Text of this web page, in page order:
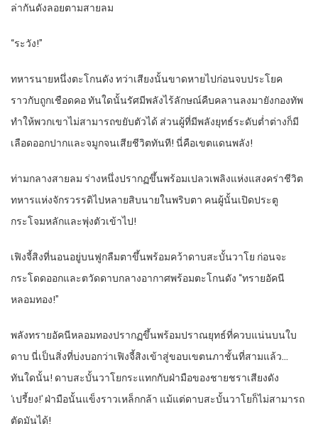
ล่ากันดังลอยตามสายลม
“ระวัง!”
ทหารนายหนึ่งตะโกนดัง ทว่าเสียงนั้นขาดหายไปก่อนจบประโยค
ราวกับถูกเชือดคอ ทันใดนั้นรัศมีพลังไร้ลักษณ์คืบคลานลงมายังกองทัพ
ทำให้พวกเขาไม่สามารถขยับตัวได้ ส่วนผู้ที่มีพลังยุทธ์ระดับต่ำต่างก็มี
เลือดออกปากและจมูกจนเสียชีวิตทันที! นี่คือเขตแดนพลัง!
ท่ามกลางสายลม ร่างหนึ่งปรากฏขึ้นพร้อมเปลวเพลิงแห่งแสงคร่าชีวิต
ทหารแห่งจักรวรรดิไปหลายสิบนายในพริบตา คนผู้นั้นเปิดประตู
กระโจมหลักและพุ่งตัวเข้าไป!
เฟิงจี้สิงที่นอนอยู่บนฟูกลืมตาขึ้นพร้อมคว้าดาบสะบั้นวาโย ก่อนจะ
กระโดดออกและตวัดดาบกลางอากาศพร้อมตะโกนดัง “ทรายอัคนี
หลอมทอง!”
พลังทรายอัคนีหลอมทองปรากฏขึ้นพร้อมปราณยุทธ์ที่ควบแน่นบนใบ
ดาบ นี่เป็นสิ่งที่บ่งบอกว่าเฟิงจี้สิงเข้าสู่ขอบเขตนภาชั้นที่สามแล้ว…
ทันใดนั้น! ดาบสะบั้นวาโยกระแทกกับฝ่ามือของชายชราเสียงดัง
‘เปรี้ยง!’ ฝ่ามือนั้นแข็งราวเหล็กกล้า แม้แต่ดาบสะบั้นวาโยก็ไม่สามารถ
ตัดมันได้!